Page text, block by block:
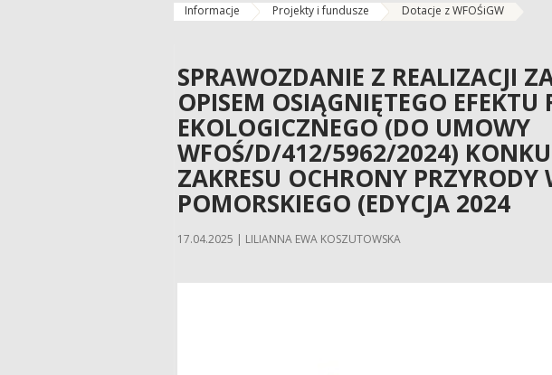
Informacje Projekty i fundusze Dotacje z WFOŚiGW
SPRAWOZDANIE Z REALIZACJI
OPISEM OSIĄGNIĘTEGO EFEKTU
EKOLOGICZNEGO (DO UMOWY
WFOŚ/D/412/5962/2024)
ZAKRESU OCHRONY PRZYRODY
POMORSKIEGO (EDYCJA 2024
17.04.2025 | LILIANNA EWA KOSZUTOWSKA